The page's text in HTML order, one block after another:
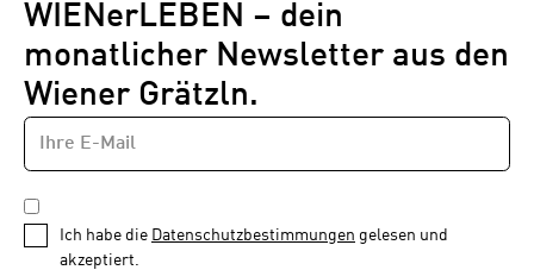
WIENerLEBEN – dein
monatlicher Newsletter aus den
Wiener Grätzln.
Newsletter
1
von
E-
MAIL-
ADRESSE
DATENSCHUTZBESTIMMUNGEN
*
Ich habe die Datenschutzbestimmungen gelesen und
akzeptiert.